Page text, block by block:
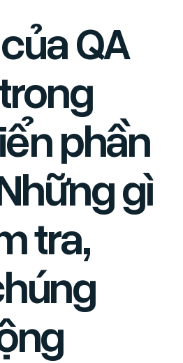
QA
phần
gì
tra,